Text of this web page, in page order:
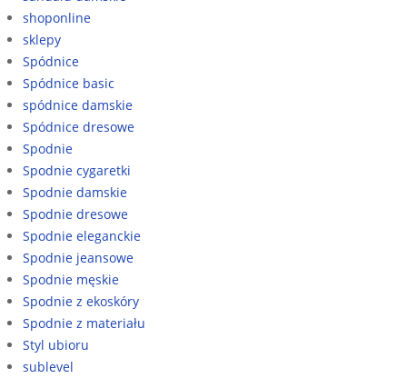
shoponline
sklepy
Spódnice
Spódnice basic
spódnice damskie
Spódnice dresowe
Spodnie
Spodnie cygaretki
Spodnie damskie
Spodnie dresowe
Spodnie eleganckie
Spodnie jeansowe
Spodnie męskie
Spodnie z ekoskóry
Spodnie z materiału
Styl ubioru
sublevel